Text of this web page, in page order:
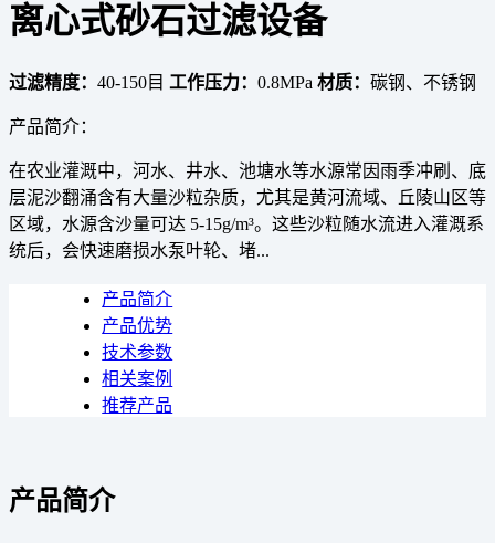
离心式砂石过滤设备
过滤精度： 40-150目 工作压力： 0.8MPa 材质： 碳钢、不锈钢
产品简介：
在农业灌溉中，河水、井水、池塘水等水源常因雨季冲刷、底
层泥沙翻涌含有大量沙粒杂质，尤其是黄河流域、丘陵山区等
区域，水源含沙量可达 5-15g/m³。这些沙粒随水流进入灌溉系
统后，会快速磨损水泵叶轮、堵...
产品简介
产品优势
技术参数
相关案例
推荐产品
产品简介